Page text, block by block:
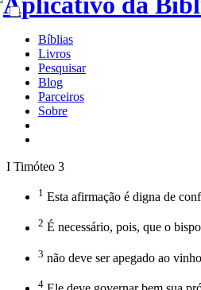
Bíblias
Livros
Pesquisar
Blog
Parceiros
Sobre
I Timóteo 3
1 Esta afirmação é digna de
2 É necessário, pois, que o
3 não deve ser apegado ao
4